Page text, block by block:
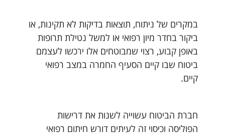
במקרים של ניתוח, תוצאות בדיקות לא תקינות, או
ביקור בחדר מיון רפואי או למשל נטילת תרופות
באופן קבוע, רצוי שמבוטחים אלו ירכשו לעצמם
ביטוח שבו קיים הסעיף החמרה במצב רפואי
קיים.
חברת הביטוח עשוייה לשנות את דרישות
הפוליסה וכיסוי זה לעיתים דורש חיתום רפואי